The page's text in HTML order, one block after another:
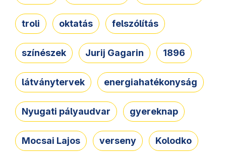
troli oktatás felszólítás
színészek Jurij Gagarin 1896
látványtervek energiahatékonyság
Nyugati pályaudvar gyereknap
Mocsai Lajos verseny Kolodko